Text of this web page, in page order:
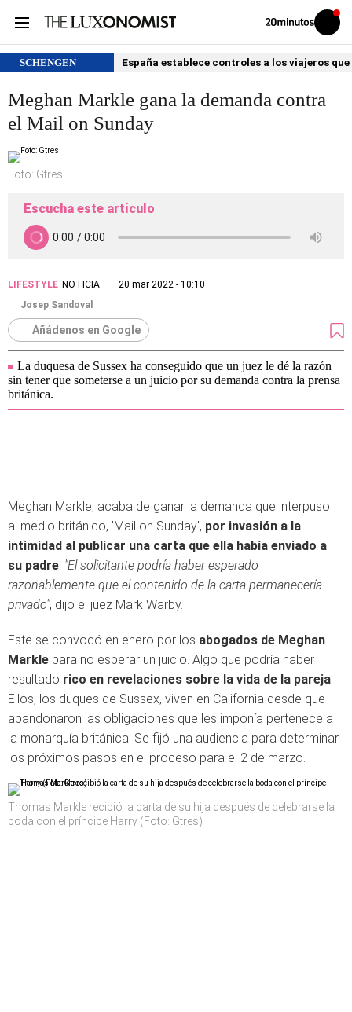
Volver
Iniciar
sesión
SCHENGEN España establece controles a los viajeros
Meghan Markle gana la demanda contra
el Mail on Sunday
Foto: Gtres
Escucha este artículo
LIFESTYLE NOTICIA
20 mar 2022 - 10:10
Josep Sandoval
Añádenos en Google
La duquesa de Sussex ha conseguido que un juez le dé la razón
sin tener que someterse a un juicio por su demanda contra la prensa
británica.
Meghan Markle, acaba de ganar la demanda que interpuso
al medio británico, 'Mail on Sunday', por invasión a la
intimidad al publicar una carta que ella había enviado a
su padre. "El solicitante podría haber esperado
razonablemente que el contenido de la carta permanecería
privado", dijo el juez Mark Warby.
Este se convocó en enero por los abogados de Meghan
Markle para no esperar un juicio. Algo que podría haber
resultado rico en revelaciones sobre la vida de la pareja.
Ellos, los duques de Sussex, viven en California desde que
abandonaron las obligaciones que les imponía pertenece a
la monarquía británica. Se fijó una audiencia para determinar
los próximos pasos en el proceso para el 2 de marzo.
Thomas Markle recibió la carta de su hija después de celebrarse la
boda con el príncipe Harry (Foto: Gtres)